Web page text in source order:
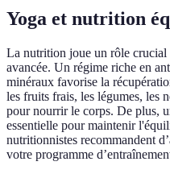
Yoga et nutrition
La nutrition joue un rôle crucial
avancée. Un régime riche en
minéraux favorise la
les fruits frais, les légumes, les
pour nourrir le corps. De plus,
essentielle pour maintenir
nutritionnistes recommandent
votre programme